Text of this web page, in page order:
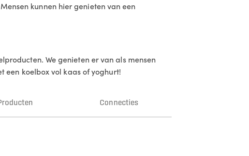
kunnen hier genieten van een
We genieten er van als mensen
een koelbox vol kaas of yoghurt!
Connecties